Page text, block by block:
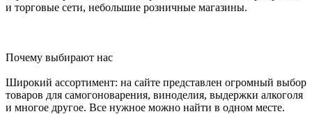
и торговые сети, небольшие розничные магазины.
Почему выбирают нас
Широкий ассортимент: на сайте представлен огромный выбор
товаров для самогоноварения, виноделия, выдержки алкоголя
и многое другое. Все нужное можно найти в одном месте.